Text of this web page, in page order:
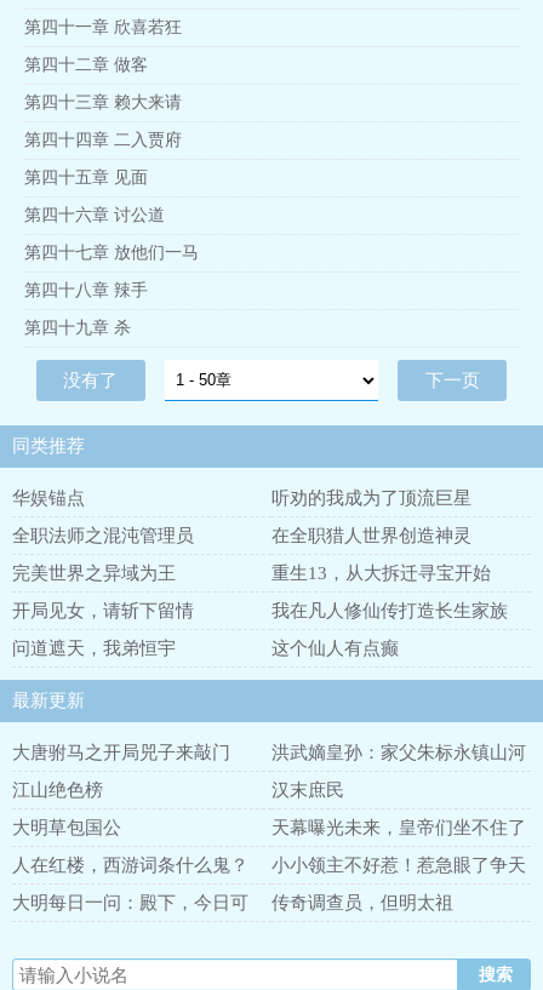
第四十一章 欣喜若狂
第四十二章 做客
第四十三章 赖大来请
第四十四章 二入贾府
第四十五章 见面
第四十六章 讨公道
第四十七章 放他们一马
第四十八章 辣手
第四十九章 杀
没有了 下一页
同类推荐
华娱锚点
听劝的我成为了顶流巨星
全职法师之混沌管理员
在全职猎人世界创造神灵
完美世界之异域为王
重生13，从大拆迁寻宝开始
开局见女，请斩下留情
我在凡人修仙传打造长生家族
问道遮天，我弟恒宇
这个仙人有点癫
最新更新
大唐驸马之开局兕子来敲门
洪武嫡皇孙：家父朱标永镇山河
江山绝色榜
汉末庶民
大明草包国公
天幕曝光未来，皇帝们坐不住了
人在红楼，西游词条什么鬼？
小小领主不好惹！惹急眼了争天
下
大明每日一问：殿下，今日可
传奇调查员，但明太祖